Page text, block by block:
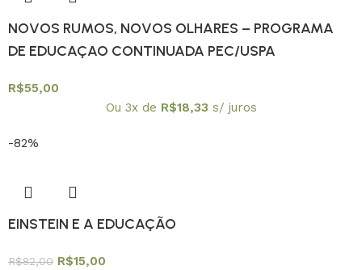
NOVOS RUMOS, NOVOS OLHARES – PROGRAMA
DE EDUCAÇAO CONTINUADA PEC/USPA
R$55,00
Ou 3x de R$18,33 s/ juros
-82%
EINSTEIN E A EDUCAÇÃO
R$82,00 R$15,00